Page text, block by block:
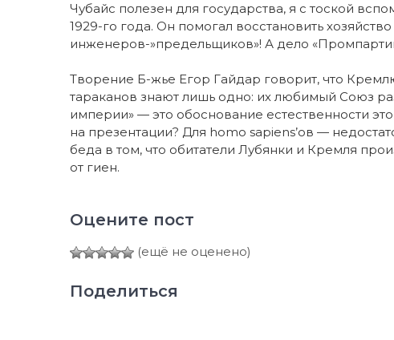
Чубайс полезен для государства, я с тоской
1929-го года. Он помогал восстановить
инженеров-»предельщиков»! А дело
Творение Б-жье Егор Гайдар говорит, что
тараканов знают лишь одно: их любимый Союз
империи» — это обоснование естественности
на презентации? Для homo sapiens’ов —
беда в том, что обитатели Лубянки и Кремля
от гиен.
Оцените пост
(ещё не оценено)
Поделиться